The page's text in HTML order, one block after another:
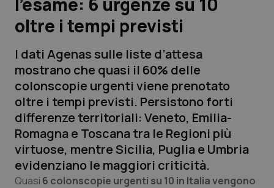
Studi e Analisi
Lettere al direttore
Edizioni Regionali
QS Pro
Professionisti Sanitari.AI
Abruzzo
QS Pro Gold
oltre i tempi previsti
I dati Agenas sulle liste d’attesa
mostrano che quasi il 60% delle
colonscopie urgenti viene prenotato
oltre i tempi previsti. Persistono forti
differenze territoriali: Veneto, Emilia-
Romagna e Toscana tra le Regioni più
virtuose, mentre Sicilia, Puglia e Umbria
evidenziano le maggiori criticità.
Quasi 6 colonscopie urgenti su 10 in Italia vengono